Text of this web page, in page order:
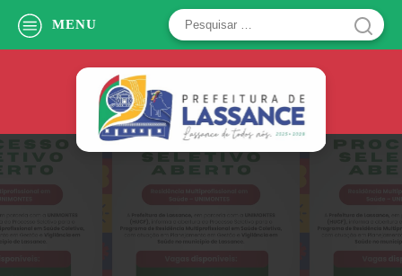
MENU
Pesquisar